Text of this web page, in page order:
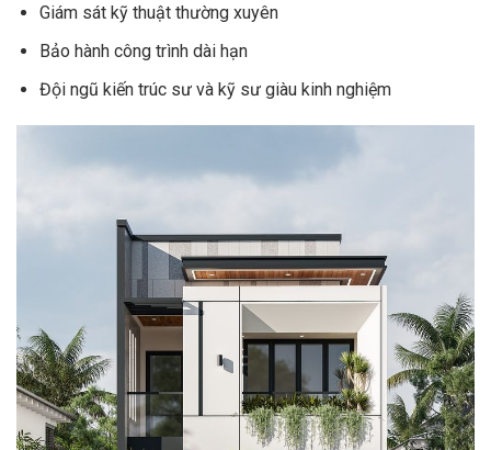
Giám sát kỹ thuật thường xuyên
Bảo hành công trình dài hạn
Đội ngũ kiến trúc sư và kỹ sư giàu kinh nghiệm